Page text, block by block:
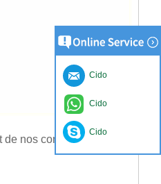
nos commandes sont
Cido
Cido
Cido